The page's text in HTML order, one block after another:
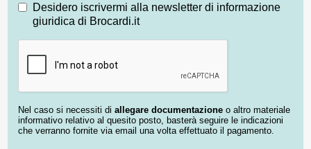
Desidero iscrivermi alla newsletter di informazione
giuridica di Brocardi.it
Nel caso si necessiti di allegare documentazione o altro materiale
informativo relativo al quesito posto, basterà seguire le indicazioni
che verranno fornite via email una volta effettuato il pagamento.